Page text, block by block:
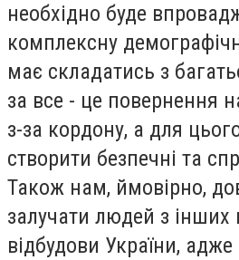
необхідно буде
комплексну
має складатись з
за все - це повернення
з-за кордону, а для
створити безпечні та
Також нам, ймовірно,
залучати людей з інших
відбудови України, адже